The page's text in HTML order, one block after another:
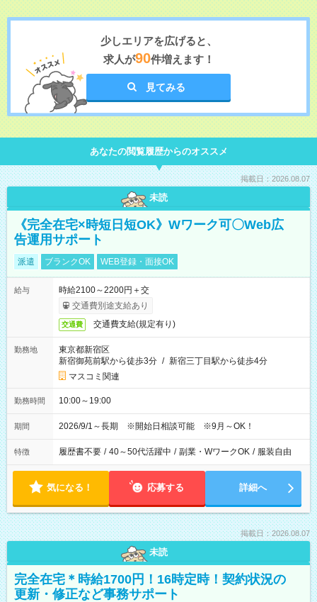
少しエリアを広げると、
求人が90件増えます！
見てみる
あなたの閲覧履歴からのオススメ
掲載日：2026.08.07
未読
《完全在宅×時短日短OK》Wワーク可〇Web広
告運用サポート
派遣 ブランクOK WEB登録・面接OK
給与
時給2100～2200円＋交
交通費別途支給あり
交通費 交通費支給(規定有り)
勤務地
東京都新宿区
新宿御苑前駅から徒歩3分 / 新宿三丁目駅から徒歩4分
マスコミ関連
勤務時間 10:00～19:00
期間 2026/9/1～長期 ※開始日相談可能 ※9月～OK！
特徴 履歴書不要 / 40～50代活躍中 / 副業・WワークOK / 服装自由
気になる！ 応募する 詳細へ
掲載日：2026.08.07
未読
完全在宅＊時給1700円！16時定時！契約状況の
更新・修正など事務サポート